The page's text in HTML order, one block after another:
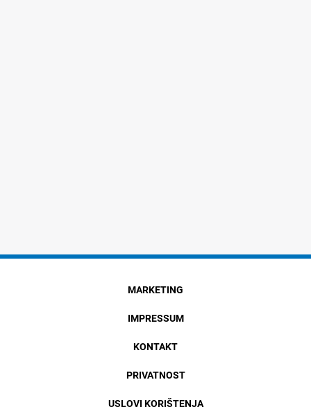
MARKETING
IMPRESSUM
KONTAKT
PRIVATNOST
USLOVI KORIŠTENJA